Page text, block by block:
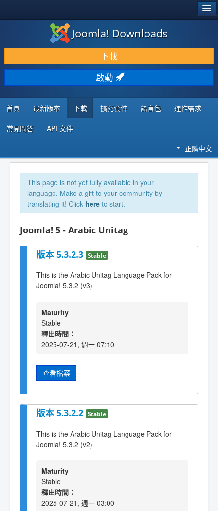
下載 & 擴充
發現 & 學習
社群 & 支援
程式者資源
Joomla! Downloads
下載
啟動
首頁 最新版本 下載 擴充套件 語言包 運作需求
常見問答 API 文件
正體中文
This page is not yet fully available in your
language. Make a gift to your community by
translating it! Click here to start.
Joomla! 5 - Arabic Unitag
版本 5.3.2.3 Stable
This is the Arabic Unitag Language Pack for
Joomla! 5.3.2 (v3)
Maturity
Stable
釋出時間：
2025-07-21, 週一 07:10
查看檔案
版本 5.3.2.2 Stable
This is the Arabic Unitag Language Pack for
Joomla! 5.3.2 (v2)
Maturity
Stable
釋出時間：
2025-07-21, 週一 03:00